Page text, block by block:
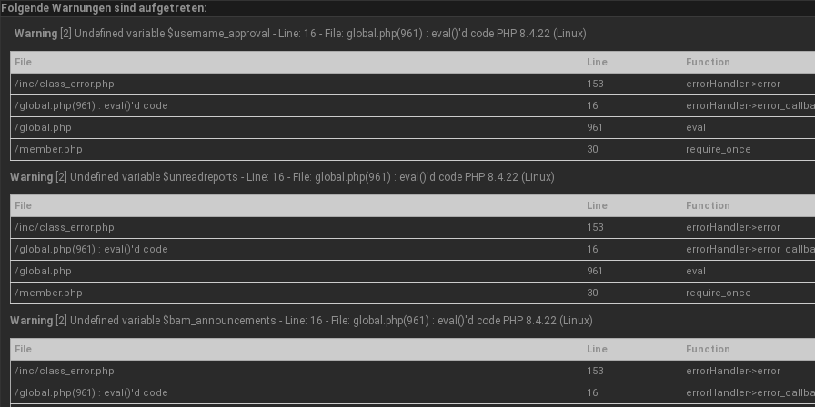
Folgende Warnungen sind aufgetreten:
Warning [2] Undefined variable $username_approval - Line: 16 - File: global.php(961) : eval()'d code PHP 8.4.22 (Linux)
File Line
Function
/inc/class_error.php
153
errorHandler->error
/global.php(961) : eval()'d code
16
errorHandler-
/global.php
961
eval
/member.php
30 require_once
Warning [2] Undefined variable $unreadreports - Line: 16 - File: global.php(961) : eval()'d code PHP 8.4.22 (Linux)
File Line
Function
/inc/class_error.php
153
errorHandler->error
/global.php(961) : eval()'d code
16
errorHandler-
/global.php
961
eval
/member.php
30 require_once
Warning [2] Undefined variable $bam_announcements - Line: 16 - File: global.php(961) : eval()'d code PHP 8.4.22 (Linux)
File Line
Function
/inc/class_error.php
153
errorHandler->error
/global.php(961) : eval()'d code
16
errorHandler-